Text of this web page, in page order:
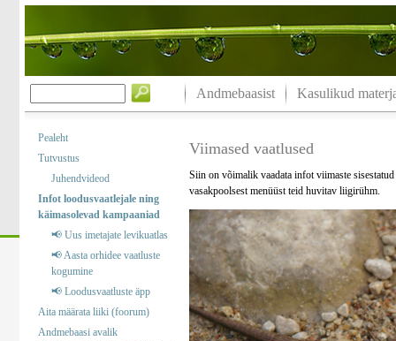
Andmebaasist Kasulikud
Pealeht
Tutvustus
Juhendvideod
Infot loodusvaatlejale ning
käimasolevad kampaaniad
📢 Uus imetajate levikuatlas
📢 Aasta orhidee vaatluste
kogumine
📢 Loodusvaatluste äpp
Aita määrata liiki (foorum)
Andmebaasi avalik
Viimased vaatlused
Siin on võimalik vaadata infot viimaste
vasakpoolsest menüüst teid huvitav liigirühm.